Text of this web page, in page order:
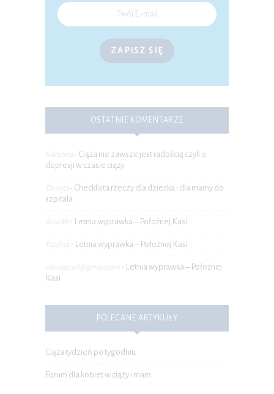
ZAPISZ SIĘ
OSTATNIE KOMENTARZE
Karolina - Ciąża nie zawsze jest radością czyli o
depresji w czasie ciąży
Dorota - Checklista rzeczy dla dziecka i dla mamy do
szpitala
Asia Mi - Letnia wyprawka – Położnej Kasi
Paulina - Letnia wyprawka – Położnej Kasi
ola.wacuaf@gmail.com - Letnia wyprawka – Położnej
Kasi
POLECANE ARTYKUŁY
Ciąża tydzień po tygodniu
Forum dla kobiet w ciąży i mam